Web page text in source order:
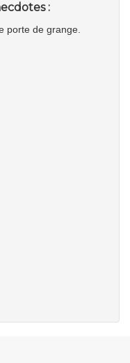
:
porte de grange.